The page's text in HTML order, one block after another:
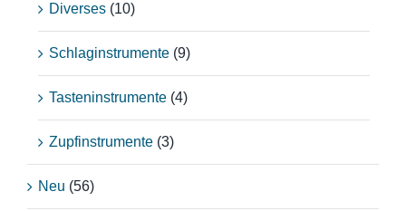
Diverses (10)
Schlaginstrumente (9)
Tasteninstrumente (4)
Zupfinstrumente (3)
Neu (56)